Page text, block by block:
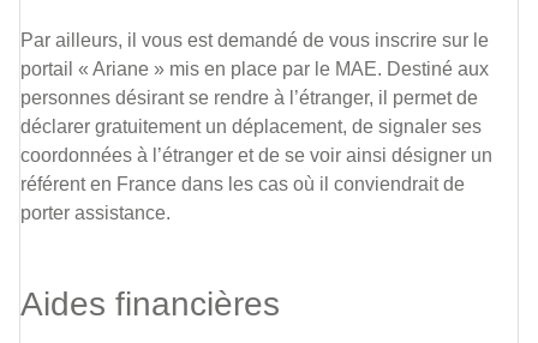
Par ailleurs, il vous est demandé de vous inscrire sur le
portail « Ariane » mis en place par le MAE. Destiné aux
personnes désirant se rendre à l’étranger, il permet de
déclarer gratuitement un déplacement, de signaler ses
coordonnées à l’étranger et de se voir ainsi désigner un
référent en France dans les cas où il conviendrait de
porter assistance.
Aides financières